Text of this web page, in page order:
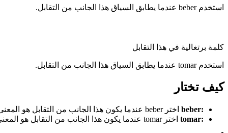
استخدم beber عندما يطابق السياق هذا الجانب من التقابل.
كلمة برتغالية في هذا التقابل
استخدم tomar عندما يطابق السياق هذا الجانب من التقابل.
كيف تختار
beber:
اختر beber عندما يكون هذا الجانب من التقابل هو المعنى الذي تحتاجه.
tomar: اختر tomar عندما يكون هذا الجانب من التقابل هو المعنى الذي تحتاجه.